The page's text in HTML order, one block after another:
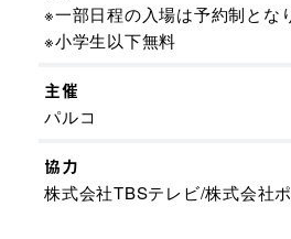
※一部日程の入場は予約制とな
※小学生以下無料
主催
パルコ
協力
株式会社TBSテレビ/株式会社